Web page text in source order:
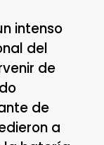
intenso
del
de
de
a